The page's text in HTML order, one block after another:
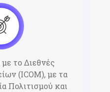
το Διεθνές
(ICOM), με τα
Πολιτισμού και